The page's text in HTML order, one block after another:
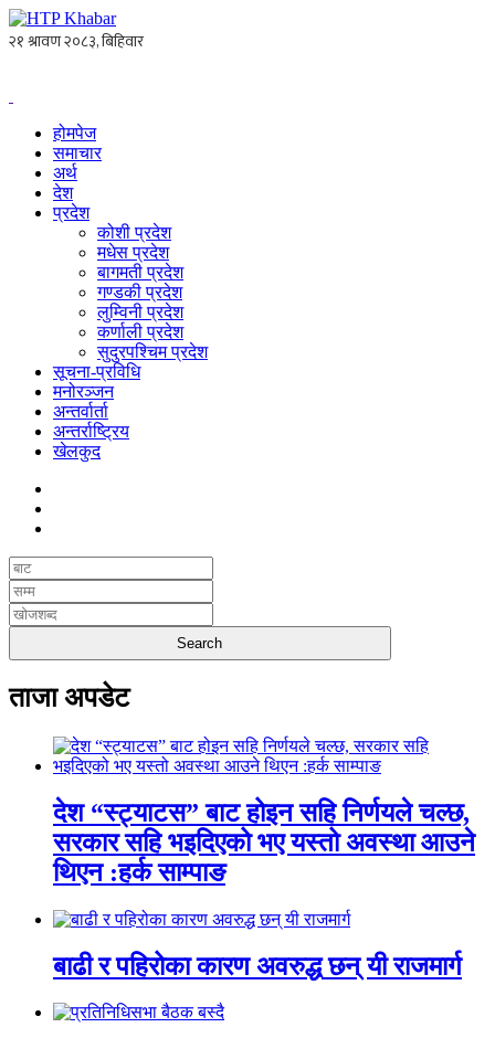
होमपेज
समाचार
अर्थ
देश
प्रदेश
कोशी प्रदेश
मधेस प्रदेश
बागमती प्रदेश
गण्डकी प्रदेश
लुम्विनी प्रदेश
कर्णाली प्रदेश
सुदुरपश्चिम प्रदेश
सूचना-प्रविधि
मनोरञ्जन
अन्तर्वार्ता
अन्तर्राष्ट्रिय
खेलकुद
ताजा अपडेट
देश “स्ट्याटस” बाट होइन सहि निर्णयले चल्छ,
सरकार सहि भइदिएको भए यस्तो अवस्था आउने
थिएन :हर्क साम्पाङ
बाढी र पहिरोका कारण अवरुद्ध छन् यी राजमार्ग